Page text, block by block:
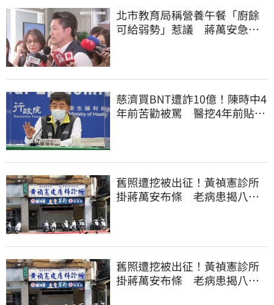
北市教育局稱營養午餐「廚餘
可給弱勢」惹議 蔣萬安急
慈濟買BNT遭詐10億！陳時中4
年前苦勸被罵 醫挖4年前貼
舊照遭挖被出征！黃禎憲診所
掛蔣萬安布條 老病患揭八仙
舊照遭挖被出征！黃禎憲診所
掛蔣萬安布條 老病患揭八仙